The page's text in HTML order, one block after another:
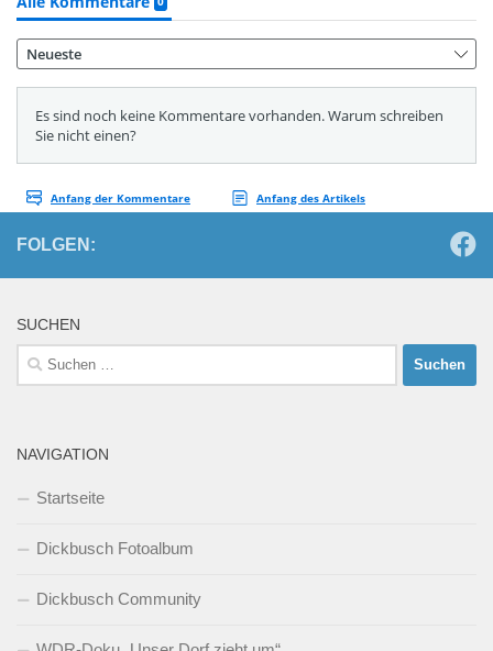
FOLGEN:
SUCHEN
Suchen
nach:
NAVIGATION
Startseite
Dickbusch Fotoalbum
Dickbusch Community